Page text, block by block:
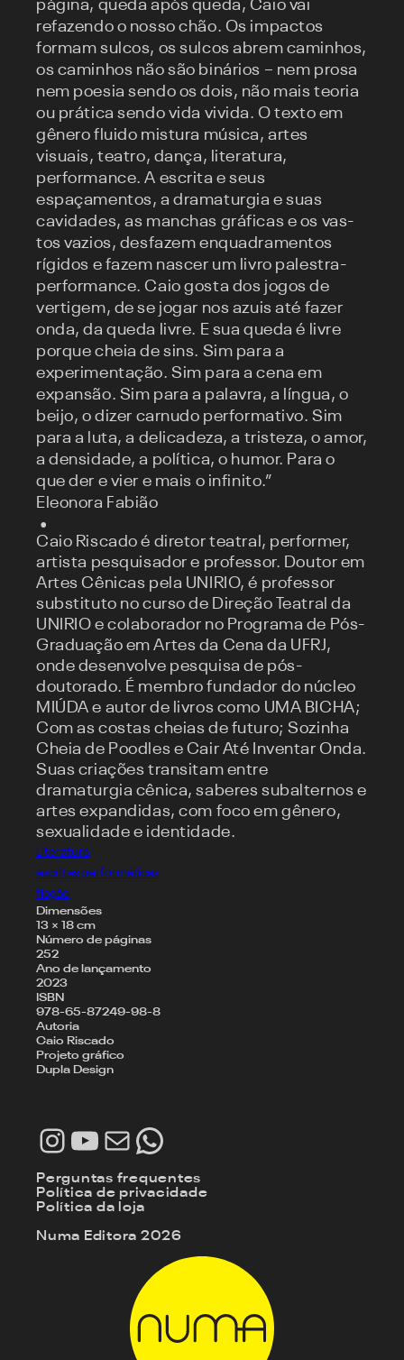
página, queda após queda, Caio vai
refazendo o nosso chão. Os impactos
formam sulcos, os sulcos abrem caminhos,
os caminhos não são binários – nem prosa
nem poesia sendo os dois, não mais teoria
ou prática sendo vida vivida. O texto em
gênero fluido mistura música, artes
visuais, teatro, dança, literatura,
performance. A escrita e seus
espaçamentos, a dramaturgia e suas
cavidades, as manchas gráficas e os vas-
tos vazios, desfazem enquadramentos
rígidos e fazem nascer um livro palestra-
performance. Caio gosta dos jogos de
vertigem, de se jogar nos azuis até fazer
onda, da queda livre. E sua queda é livre
porque cheia de sins. Sim para a
experimentação. Sim para a cena em
expansão. Sim para a palavra, a língua, o
beijo, o dizer carnudo performativo. Sim
para a luta, a delicadeza, a tristeza, o amor,
a densidade, a política, o humor. Para o
que der e vier e mais o infinito.”
Eleonora Fabião
Caio Riscado é diretor teatral, performer,
artista pesquisador e professor. Doutor em
Artes Cênicas pela UNIRIO, é professor
substituto no curso de Direção Teatral da
UNIRIO e colaborador no Programa de Pós-
Graduação em Artes da Cena da UFRJ,
onde desenvolve pesquisa de pós-
doutorado. É membro fundador do núcleo
MIÚDA e autor de livros como UMA BICHA;
Com as costas cheias de futuro; Sozinha
Cheia de Poodles e Cair Até Inventar Onda.
Suas criações transitam entre
dramaturgia cênica, saberes subalternos e
artes expandidas, com foco em gênero,
sexualidade e identidade.
Literatura
escritas performáticas
ficção
Dimensões
13 × 18 cm
Número de páginas
252
Ano de lançamento
2023
ISBN
978-65-87249-98-8
Autoria
Caio Riscado
Projeto gráfico
Dupla Design
Instagram
Youtube
E-mailWhatsApp
Perguntas frequentes
Política de privacidade
Política da loja
Numa Editora 2026